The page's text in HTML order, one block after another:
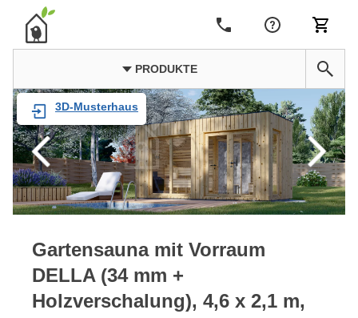
PRODUKTE
3D-Musterhaus
Gartensauna mit Vorraum
DELLA (34 mm +
Holzverschalung), 4,6 x 2,1 m,